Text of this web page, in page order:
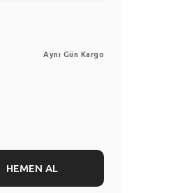
Aynı Gün Kargo
HEMEN AL